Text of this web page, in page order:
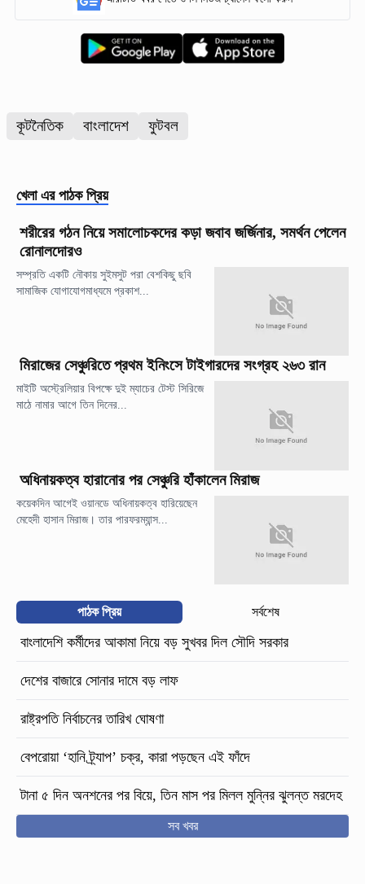
কূটনৈতিক বাংলাদেশ ফুটবল
খেলা এর পাঠক প্রিয়
শরীরের গঠন নিয়ে সমালোচকদের কড়া জবাব জর্জিনার, সমর্থন পেলেন
রোনালদোরও
সম্প্রতি একটি নৌকায় সুইমসুট পরা বেশকিছু ছবি
সামাজিক যোগাযোগমাধ্যমে প্রকাশ...
মিরাজের সেঞ্চুরিতে প্রথম ইনিংসে টাইগারদের সংগ্রহ ২৬৩ রান
মাইটি অস্ট্রেলিয়ার বিপক্ষে দুই ম্যাচের টেস্ট সিরিজে
মাঠে নামার আগে তিন দিনের...
অধিনায়কত্ব হারানোর পর সেঞ্চুরি হাঁকালেন মিরাজ
কয়েকদিন আগেই ওয়ানডে অধিনায়কত্ব হারিয়েছেন
মেহেদী হাসান মিরাজ। তার পারফরম্যান্স...
পাঠক প্রিয় সর্বশেষ
বাংলাদেশি কর্মীদের আকামা নিয়ে বড় সুখবর দিল সৌদি সরকার
দেশের বাজারে সোনার দামে বড় লাফ
রাষ্ট্রপতি নির্বাচনের তারিখ ঘোষণা
বেপরোয়া ‘হানি ট্র্যাপ’ চক্র, কারা পড়ছেন এই ফাঁদে
টানা ৫ দিন অনশনের পর বিয়ে, তিন মাস পর মিলল মুন্নির ঝুলন্ত মরদেহ
সব খবর